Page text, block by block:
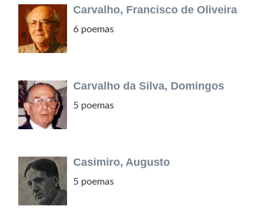
Carvalho, Francisco de Oliveira
6 poemas
Carvalho da Silva, Domingos
5 poemas
Casimiro, Augusto
5 poemas